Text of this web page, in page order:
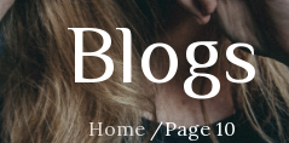
Blogs
Home Page 10